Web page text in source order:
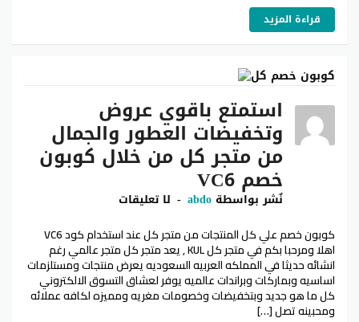
قراءة المزيد
استمتع باقوي عروض
وتخفيضات العطور والجمال
من متجر كل من خلال كوبون
خصم VC6
نٌشر بواسطة abdo لا تعليقات
كوبون خصم علي كل المنتجات من متجر كل عند استخدام كود VC6
اهلا ومرحبا بكم في متجر كل KUL , يعد متجر كل متجر عالمي رغم
انشائه حديثا في المملكه العربيه السعوديه يعرض منتجات ومستلزمات
اساسيه وبماركات وبراندات عالميه يوفر لعشاق التسوق الالكتروني
كل ما هو جديد وبتخفيضات وخصومات مغريه ومميزه لكافه عملائه
ومحبينه تصل […]